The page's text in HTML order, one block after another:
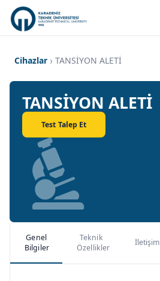
Cihazlar TANSİYON ALETİ
TANSİYON ALETİ
Test Talep Et
Genel
Bilgiler
Teknik
Özellikler
İletişim